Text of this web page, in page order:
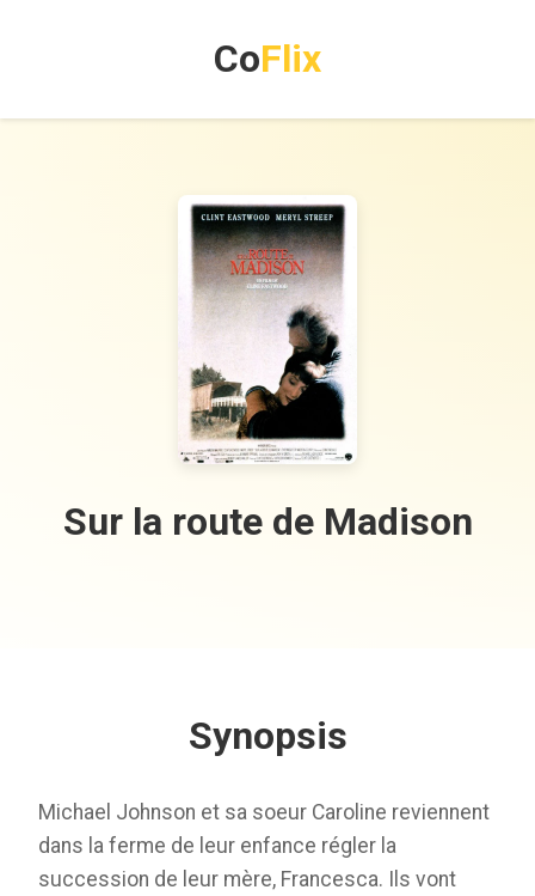
CoFlix
Sur la route de Madison
Synopsis
Michael Johnson et sa soeur Caroline reviennent
dans la ferme de leur enfance régler la
succession de leur mère, Francesca. Ils vont